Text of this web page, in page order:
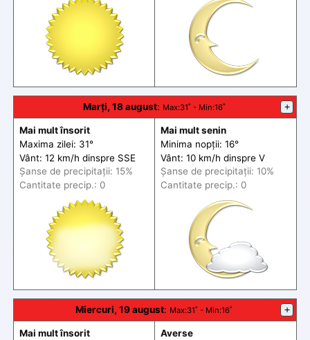
Marți, 18 august: Max:31˚ - Min:16˚ +
Mai mult însorit
Maxima zilei: 31°
Vânt: 12 km/h dinspre SSE
Șanse de precipitații: 15%
Cantitate precip.: 0
Mai mult senin
Minima nopții: 16°
Vânt: 10 km/h dinspre V
Șanse de precipitații: 10%
Cantitate precip.: 0
Miercuri, 19 august: Max:31˚ - Min:16˚ +
Mai mult însorit
Averse